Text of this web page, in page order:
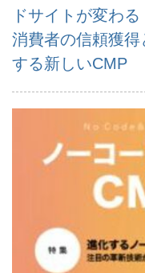
ドサイトが変わる
消費者の信頼獲
する新しいCMP